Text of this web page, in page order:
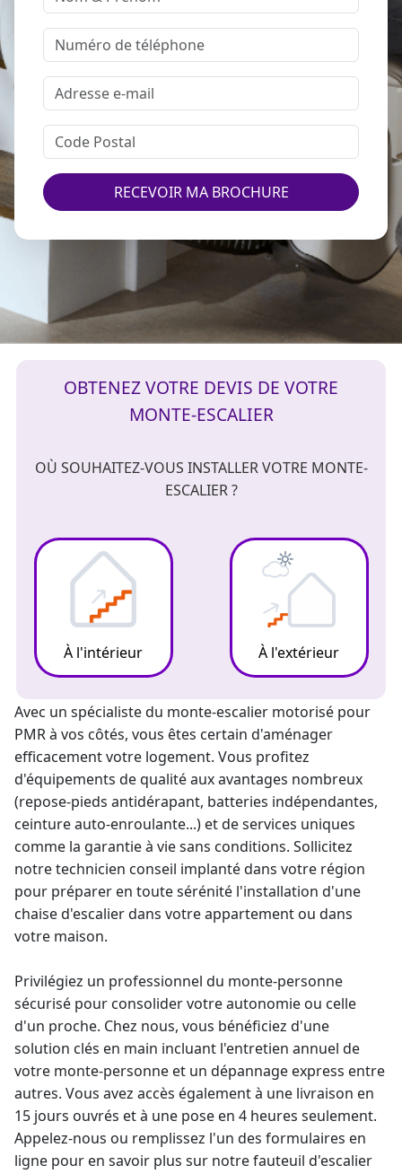
RECEVOIR MA BROCHURE
OBTENEZ VOTRE DEVIS DE VOTRE
MONTE-ESCALIER
OÙ SOUHAITEZ-VOUS INSTALLER VOTRE MONTE-
ESCALIER ?
À l'intérieur À l'extérieur
Avec un spécialiste du monte-escalier motorisé pour
PMR à vos côtés, vous êtes certain d'aménager
efficacement votre logement. Vous profitez
d'équipements de qualité aux avantages nombreux
(repose-pieds antidérapant, batteries indépendantes,
ceinture auto-enroulante...) et de services uniques
comme la garantie à viesans conditions. Sollicitez
notre technicien conseil implanté dans votre région
pour préparer en toute sérénité l'installation d'une
chaise d'escalier dans votre appartement ou dans
votre maison.
Privilégiez un professionnel du monte-personne
sécurisé pour consolider votre autonomie ou celle
d'un proche. Chez nous, vous bénéficiez d'une
solution clés en main incluant l'entretien annuel de
votre monte-personne et un dépannage express entre
autres. Vous avez accès également à une livraison en
15 jours ouvrés et à une pose en 4 heures seulement.
Appelez-nous ou remplissez l'un des formulaires en
ligne pour en savoir plus sur notre fauteuil d'escalier